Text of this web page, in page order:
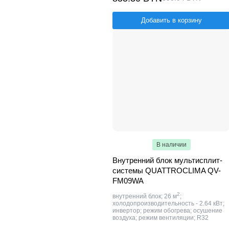
Добавить в корзину
В наличии
Внутренний блок мультисплит-
системы QUATTROCLIMA QV-
FM09WA
внутренний блок; 26 м2;
холодопроизводительность - 2.64 кВт;
инвертор; режим обогрева; осушение
воздуха; режим вентиляции; R32